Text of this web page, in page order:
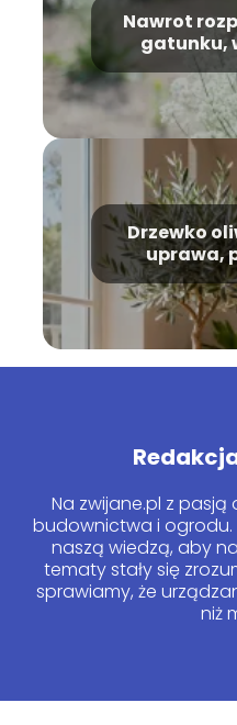
Nawrot
gatunku,
Drzewko
uprawa,
Na zwijane.pl z
budownictwa i ogrodu.
naszą wiedzą, aby
tematy stały się
sprawiamy, że
niż